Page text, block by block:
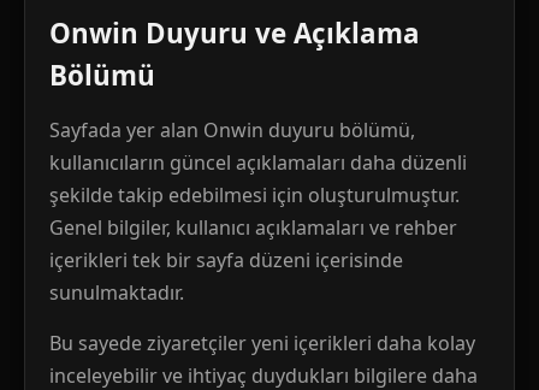
Onwin Duyuru ve Açıklama
Bölümü
Sayfada yer alan Onwin duyuru bölümü,
kullanıcıların güncel açıklamaları daha düzenli
şekilde takip edebilmesi için oluşturulmuştur.
Genel bilgiler, kullanıcı açıklamaları ve rehber
içerikleri tek bir sayfa düzeni içerisinde
sunulmaktadır.
Bu sayede ziyaretçiler yeni içerikleri daha kolay
inceleyebilir ve ihtiyaç duydukları bilgilere daha